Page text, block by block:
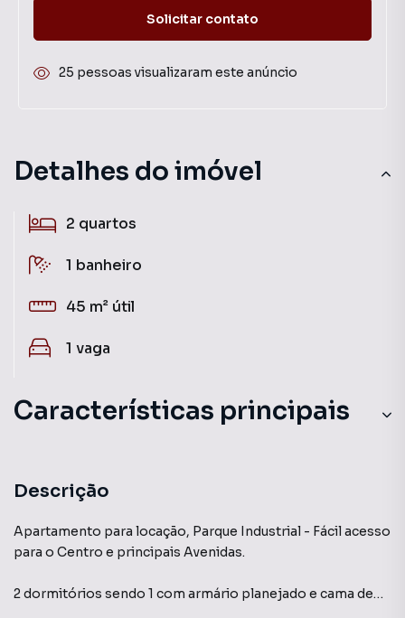
Detalhes do imóvel
2 quartos
1 banheiro
45 m² útil
1 vaga
Características principais
Descrição
Apartamento para locação, Parque Industrial - Fácil acesso
para o Centro e principais Avenidas.
2 dormitórios sendo 1 com armário planejado e cama de
Solicitar contato
25 pessoas visualizaram este anúncio